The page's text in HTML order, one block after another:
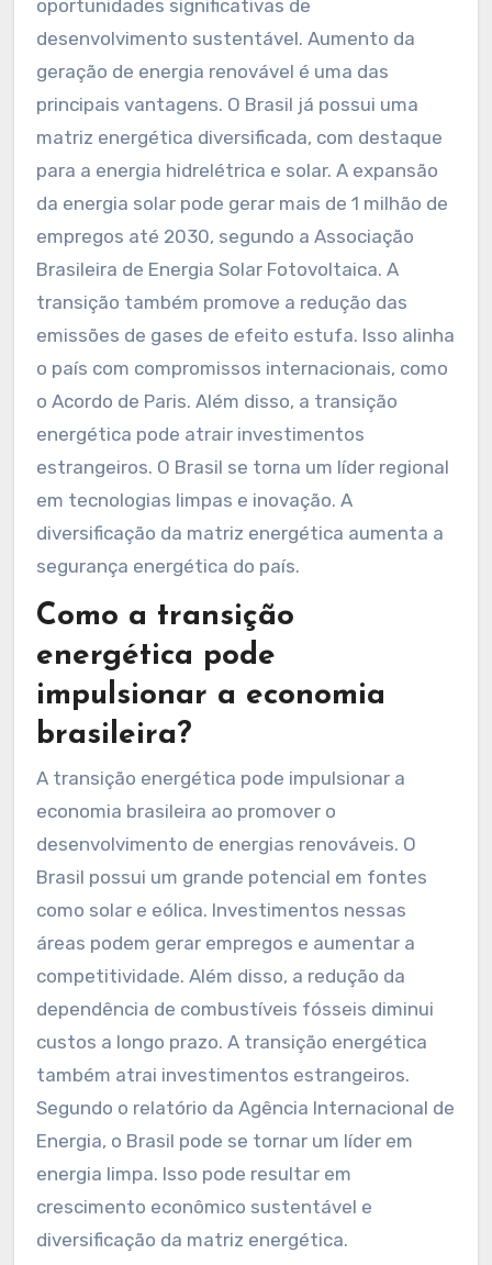
Quais oportunidades a
transição energética
oferece ao Brasil?
A transição energética oferece ao Brasil
oportunidades significativas de
desenvolvimento sustentável. Aumento da
geração de energia renovável é uma das
principais vantagens. O Brasil já possui uma
matriz energética diversificada, com destaque
para a energia hidrelétrica e solar. A expansão
da energia solar pode gerar mais de 1 milhão de
empregos até 2030, segundo a Associação
Brasileira de Energia Solar Fotovoltaica. A
transição também promove a redução das
emissões de gases de efeito estufa. Isso alinha
o país com compromissos internacionais, como
energética pode atrair investimentos
estrangeiros. O Brasil se torna um líder regional
em tecnologias limpas e inovação. A
diversificação da matriz energética aumenta a
Como a transição
energética pode
impulsionar a economia
brasileira?
A transição energética pode impulsionar a
economia brasileira ao promover o
desenvolvimento de energias renováveis. O
Brasil possui um grande potencial em fontes
como solar e eólica. Investimentos nessas
áreas podem gerar empregos e aumentar a
competitividade. Além disso, a redução da
dependência de combustíveis fósseis diminui
custos a longo prazo. A transição energética